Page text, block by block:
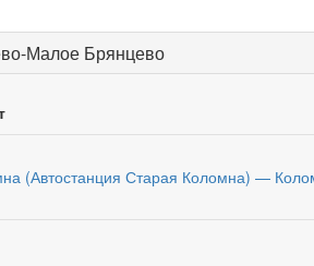
Малое Брянцево
(Автостанция Старая Коломна) —